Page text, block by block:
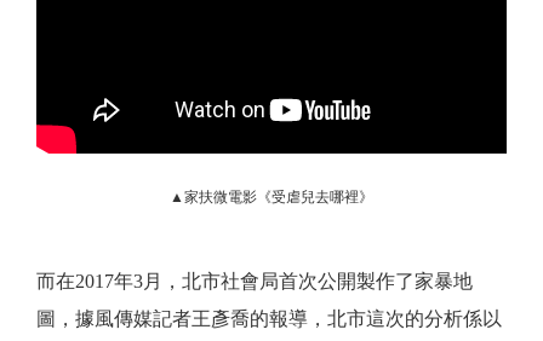
▲家扶微電影《受虐兒去哪裡》
而在2017年3月，北市社會局首次公開製作了家暴地
圖，據風傳媒記者王彥喬的報導，北市這次的分析係以